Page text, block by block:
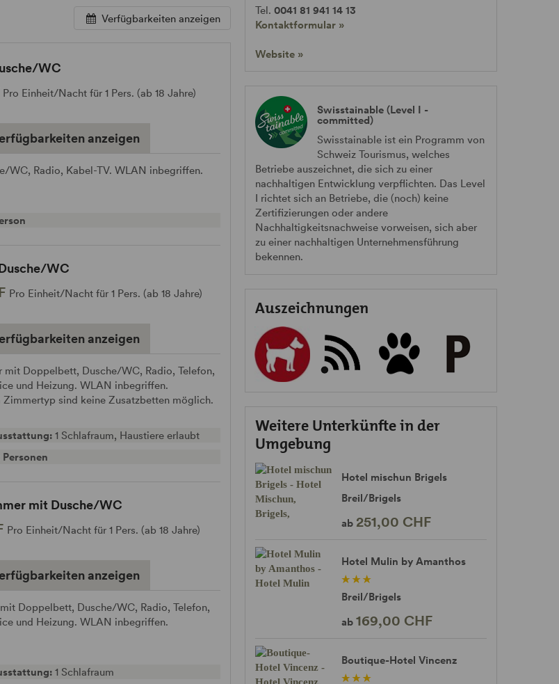
Verfügbarkeiten anzeigen
WC
Pro Einheit/Nacht für 1 Pers. (ab 18 Jahre)
anzeigen
WC, Radio, Kabel-TV. WLAN inbegriffen.
WC
Pro Einheit/Nacht für 1 Pers. (ab 18 Jahre)
anzeigen
mit Doppelbett, Dusche/WC, Radio, Telefon,
und Heizung. WLAN inbegriffen.
Zimmertyp sind keine Zusatzbetten möglich.
1 Schlafraum, Haustiere erlaubt
mit Dusche/WC
Pro Einheit/Nacht für 1 Pers. (ab 18 Jahre)
anzeigen
Doppelbett, Dusche/WC, Radio, Telefon,
und Heizung. WLAN inbegriffen.
1 Schlafraum
Tel. 0041 81 941 14 13
Kontaktformular »
Website »
Swisstainable (Level I -
committed)
Swisstainable ist ein Programm von
Schweiz Tourismus, welches
Betriebe auszeichnet, die sich zu einer
nachhaltigen Entwicklung verpflichten. Das Level
I richtet sich an Betriebe, die (noch) keine
Zertifizierungen oder andere
Nachhaltigkeitsnachweise vorweisen, sich aber
zu einer nachhaltigen Unternehmensführung
bekennen.
Auszeichnungen
Weitere Unterkünfte in der
Umgebung
Hotel mischun Brigels
Breil/Brigels
ab 251,00 CHF
Hotel Mulin by Amanthos
Breil/Brigels
ab 169,00 CHF
Boutique-Hotel Vincenz